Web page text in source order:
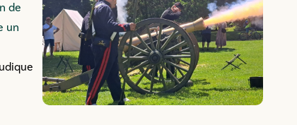
de
un